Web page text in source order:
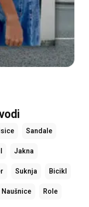
Sandale
Jakna
Suknja Bicikl
Naušnice Role